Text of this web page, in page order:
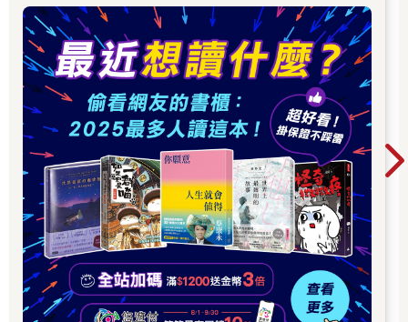
生命的短暫交會，是兩個懷著相似希望與夢想的生命的一段共同
歷程。」對未來的美好憧憬，也曾令我幻想獨自一人跨上摩托
車，走在一九五一年格瓦拉的環遊之路，馳騁在拉丁美洲廣袤的
土地上。一位摯友、一輛摩托車、一次漫長的旅行、一場充斥激
情的革命，幾乎填滿所有二十歲青年心裡那份無處安放的熱情；
在每個懷抱理想的青春歲月，關於世界的樣貌，應當盡滿所有美
好期待。甚至，我們可以大膽假設，對抗現實任何不公義的鬥
爭，為之奉獻一顆純潔而鮮紅的心臟，基於內心崇高理念作出的
選擇，這是永存於崩壞世代裡，最值得驕傲的偏執。
凌晨時分，窗外微風徐徐，透過窗簾散漫進北京這座城市的獨有
氣息。北方空氣不同於南方溫潤，乾燥凜冽的北風，夾雜著一股
濃厚的煙硝味兒。當我望向桌上那只顏色略微淺褪的深褐色皮革
腕錶，黑色消光的玻璃鏡面底下，長短指針已停留在清晨的五時
一刻。指針的實體，刻劃出時間的虛幻本質，而手裡捧著「日
記」與甦醒後的唇乾舌燥，重新將我拉回當下的現實。翻開書頁